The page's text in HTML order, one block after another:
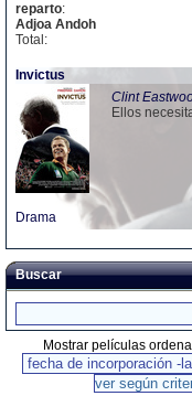
reparto:
Adjoa Andoh
Total:
Invictus
Clint
Ellos
Drama
Buscar
Mostrar películas